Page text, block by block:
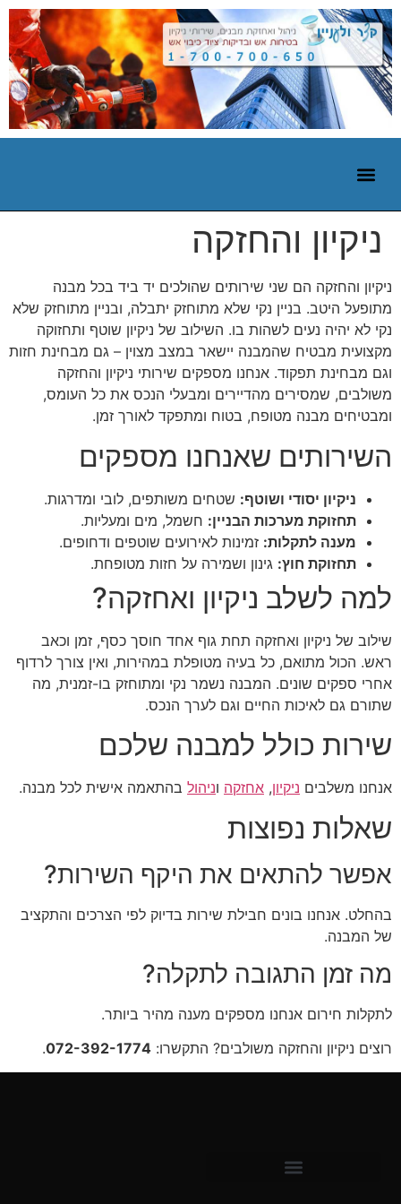
ניקיון והחזקה
ניקיון והחזקה הם שני שירותים שהולכים יד ביד בכל מבנה
מתופעל היטב. בניין נקי שלא מתוחזק יתבלה, ובניין מתוחזק שלא
נקי לא יהיה נעים לשהות בו. השילוב של ניקיון שוטף ותחזוקה
מקצועית מבטיח שהמבנה יישאר במצב מצוין – גם מבחינת חזות
וגם מבחינת תפקוד. אנחנו מספקים שירותי ניקיון והחזקה
משולבים, שמסירים מהדיירים ומבעלי הנכס את כל העומס,
ומבטיחים מבנה מטופח, בטוח ומתפקד לאורך זמן.
השירותים שאנחנו מספקים
ניקיון יסודי ושוטף: שטחים משותפים, לובי ומדרגות.
תחזוקת מערכות הבניין: חשמל, מים ומעליות.
מענה לתקלות: זמינות לאירועים שוטפים ודחופים.
תחזוקת חוץ: גינון ושמירה על חזות מטופחת.
למה לשלב ניקיון ואחזקה?
שילוב של ניקיון ואחזקה תחת גוף אחד חוסך כסף, זמן וכאב
ראש. הכול מתואם, כל בעיה מטופלת במהירות, ואין צורך לרדוף
אחרי ספקים שונים. המבנה נשמר נקי ומתוחזק בו-זמנית, מה
שתורם גם לאיכות החיים וגם לערך הנכס.
שירות כולל למבנה שלכם
אנחנו משלבים ניקיון, אחזקה וניהול בהתאמה אישית לכל מבנה.
שאלות נפוצות
אפשר להתאים את היקף השירות?
בהחלט. אנחנו בונים חבילת שירות בדיוק לפי הצרכים והתקציב
של המבנה.
מה זמן התגובה לתקלה?
לתקלות חירום אנחנו מספקים מענה מהיר ביותר.
רוצים ניקיון והחזקה משולבים? התקשרו: 072-392-1774
.